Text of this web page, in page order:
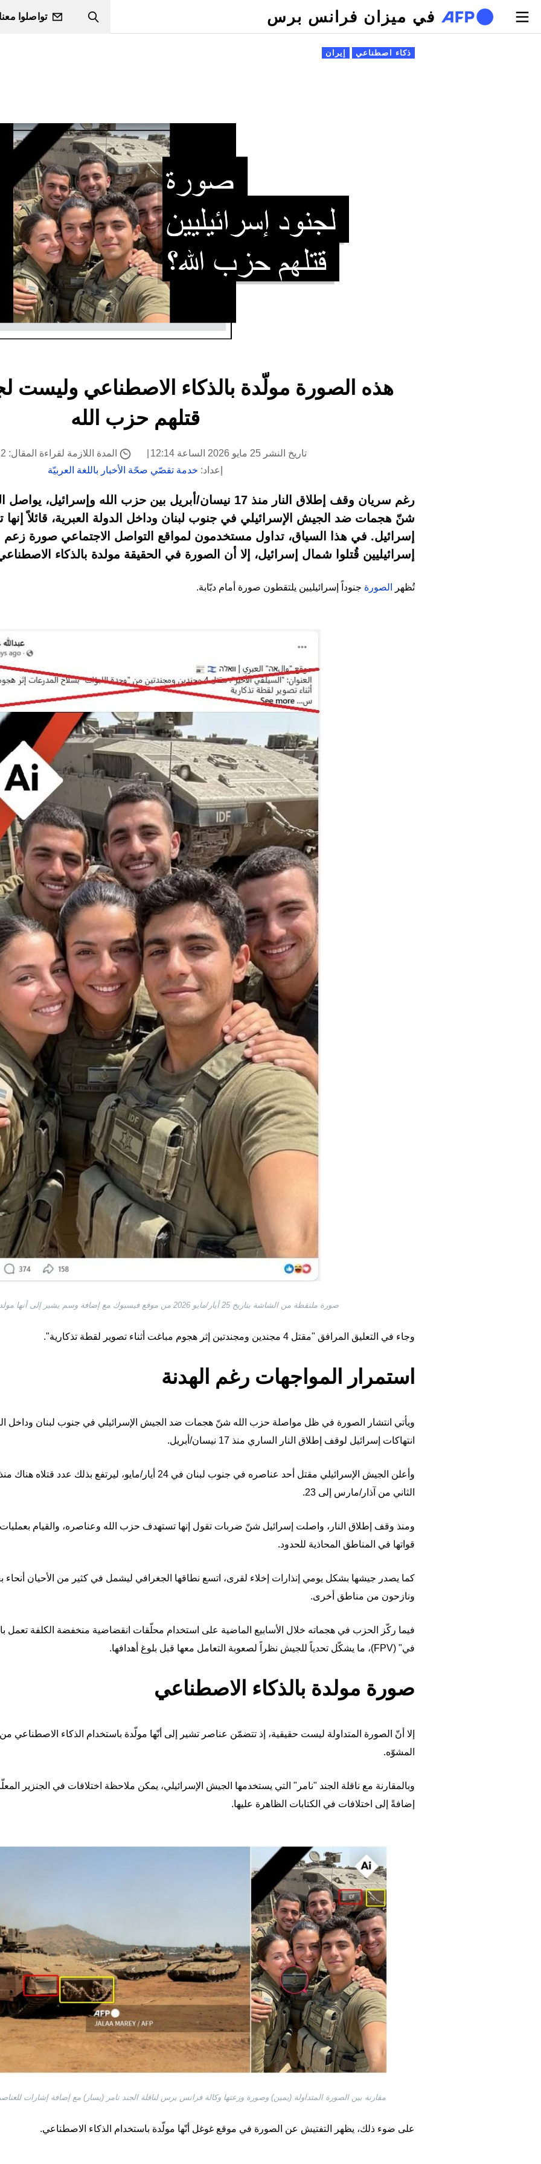
تجاوز إلى المحتوى الرئيسي
في ميزان فرانس برس Search
تواصلوا
التبويبات الأساسية
ذكاء اصطناعي إيران
هذه الصورة مولّدة بالذكاء الاصطناعي وليست
قتلهم حزب الله
تاريخ النشر 25 مايو 2026 الساعة 12:14
المدة اللازمة لقراءة المقال: 2 دقيقة
إعداد: خدمة تقصّي صحّة الأخبار باللغة العربيّة
رغم سريان وقف إطلاق النار منذ 17 نيسان/أبريل بين حزب الله
شنّ هجمات ضد الجيش الإسرائيلي في جنوب لبنان وداخل الدولة العبرية، قائلاً إنها
إسرائيل. في هذا السياق، تداول مستخدمون لمواقع التواصل الاجتماعي صورة زعم
إسرائيليين قُتلوا شمال إسرائيل، إلا أن الصورة في الحقيقة مولدة بالذكاء
تُظهر الصورة جنوداً إسرائيليين يلتقطون صورة أمام دبّابة.
صورة ملتقطة من الشاشة بتاريخ 25 أيار/مايو 2026 من موقع فيسبوك مع إضافة وسم يشير إلى أنها مولدة بالذكاء الاصطناعي
وجاء في التعليق المرافق "مقتل 4 مجندين ومجندتين إثر هجوم مباغت أثناء تصوير لقطة تذكارية".
استمرار المواجهات رغم الهدنة
ويأتي انتشار الصورة في ظل مواصلة حزب الله شنّ هجمات ضد الجيش الإسرائيلي في جنوب لبنان وداخل
انتهاكات إسرائيل لوقف إطلاق النار الساري منذ 17 نيسان/أبريل.
وأعلن الجيش الإسرائيلي مقتل أحد عناصره في جنوب لبنان في 24 أيار/
الثاني من آذار/مارس إلى 23.
ومنذ وقف إطلاق النار، واصلت إسرائيل شنّ ضربات تقول إنها تستهدف حزب الله وعناصره، والقيام
قواتها في المناطق المحاذية للحدود.
كما يصدر جيشها بشكل يومي إنذارات إخلاء لقرى، اتسع نطاقها الجغرافي ليشمل في كثير من الأحيان أنحاء
ونازحون من مناطق أخرى.
فيما ركّز الحزب في هجماته خلال الأسابيع الماضية على استخدام محلّقات انقضاضية منخفضة الكلفة تعمل
في" (FPV)، ما يشكّل تحدياً للجيش نظراً لصعوبة التعامل معها قبل بلوغ أهدافها.
صورة مولدة بالذكاء الاصطناعي
إلا أنّ الصورة المتداولة ليست حقيقية، إذ تتضمّن عناصر تشير إلى أنّها مولّدة باستخدام الذكاء الاصطناعي
المشوّه.
وبالمقارنة مع ناقلة الجند "نامر" التي يستخدمها الجيش الإسرائيلي، يمكن ملاحظة اختلافات في الجنزير
إضافةً إلى اختلافات في الكتابات الظاهرة عليها.
مقارنة بين الصورة المتداولة (يمين) وصورة وزعتها وكالة فرانس برس لناقلة الجند نامر (يسار) مع إضافة إشارات
على ضوء ذلك، يظهر التفتيش عن الصورة في موقع غوغل أنّها مولّدة باستخدام الذكاء الاصطناعي.